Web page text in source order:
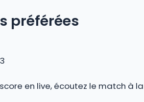
préférées
en live, écoutez le match à